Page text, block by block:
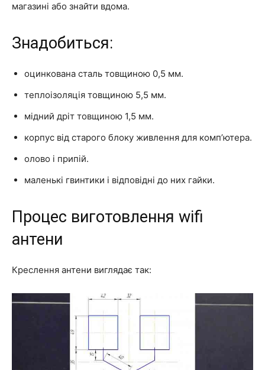
магазині або знайти вдома.
Знадобиться:
оцинкована сталь товщиною 0,5 мм.
теплоізоляція товщиною 5,5 мм.
мідний дріт товщиною 1,5 мм.
корпус від старого блоку живлення для комп’ютера.
олово і припій.
маленькі гвинтики і відповідні до них гайки.
Процес виготовлення wifi
антени
Креслення антени виглядає так: